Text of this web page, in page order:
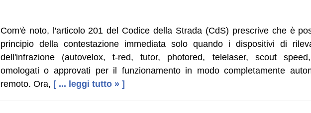
Com'è noto, l'articolo 201 del Codice della Strada (CdS) prescrive che è
principio della contestazione immediata solo quando i dispositivi di
dell'infrazione (autovelox, t-red, tutor, photored, telelaser, scout
omologati o approvati per il funzionamento in modo completamente
remoto. Ora, [ ... leggi tutto » ]